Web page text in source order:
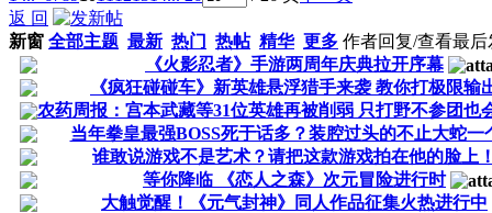
返 回
新窗 全部主题 最新 热门 热帖 精华 更多 作者回复/查看最后
《火影忍者》手游两周年庆典拉开序幕
《疯狂碰碰车》新英雄悬浮猎手来袭 教你打极限输
农药周报：宫本武藏等31位英雄再被削弱 只打野不参团也
当年拳皇最强BOSS死于话多？装腔过头的不止大蛇一
谁敢说游戏不是艺术？请把这款游戏拍在他的脸上
等你降临 《恋人之森》次元冒险进行时
大触觉醒！《元气封神》同人作品征集火热进行中